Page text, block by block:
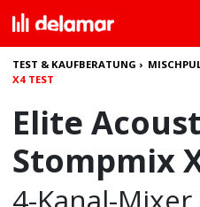
TEST & KAUFBERATUNG ›
X4 TEST
Elite
Stompmix